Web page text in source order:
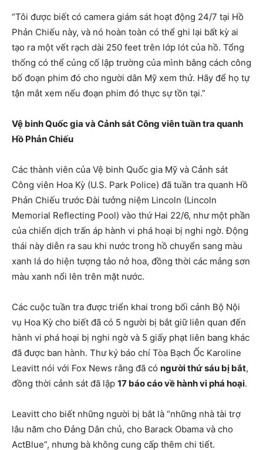
“Tôi được biết có camera giám sát hoạt động 24/7 tại Hồ
Phản Chiếu này, và nó hoàn toàn có thể ghi lại bất kỳ ai
tạo ra một vết rạch dài 250 feet trên lớp lót của hồ. Tổng
thống có thể củng cố lập trường của mình bằng cách công
bố đoạn phim đó cho người dân Mỹ xem thử. Hãy để họ tự
tận mắt xem nếu đoạn phim đó thực sự tồn tại.”
Vệ binh Quốc gia và Cảnh sát Công viên tuần tra quanh
Hồ Phản Chiếu
Các thành viên của Vệ binh Quốc gia Mỹ và Cảnh sát
Công viên Hoa Kỳ (U.S. Park Police) đã tuần tra quanh Hồ
Phản Chiếu trước Đài tưởng niệm Lincoln (Lincoln
Memorial Reflecting Pool) vào thứ Hai 22/6, như một phần
của chiến dịch trấn áp hành vi phá hoại bị nghi ngờ. Động
thái này diễn ra sau khi nước trong hồ chuyển sang màu
xanh lá do hiện tượng tảo nở hoa, đồng thời các mảng sơn
màu xanh nổi lên trên mặt nước.
Các cuộc tuần tra được triển khai trong bối cảnh Bộ Nội
vụ Hoa Kỳ cho biết đã có 5 người bị bắt giữ liên quan đến
hành vi phá hoại bị nghi ngờ và 5 giấy phạt liên bang khác
đã được ban hành. Thư ký báo chí Tòa Bạch Ốc Karoline
Leavitt nói với Fox News rằng đã có người thứ sáu bị bắt,
đồng thời cảnh sát đã lập 17 báo cáo về hành vi phá hoại.
Leavitt cho biết những người bị bắt là “những nhà tài trợ
lâu năm cho Đảng Dân chủ, cho Barack Obama và cho
ActBlue”, nhưng bà không cung cấp thêm chi tiết.